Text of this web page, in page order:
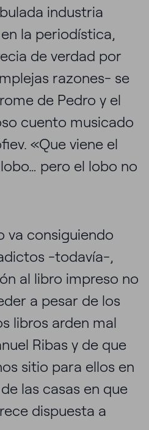
industria
la periodística,
de verdad por
razones- se
de Pedro y el
cuento musicado
«Que viene el
pero el lobo no
va consiguiendo
-todavía-,
al libro impreso no
a pesar de los
libros arden mal
Ribas y de que
sitio para ellos en
las casas en que
dispuesta a